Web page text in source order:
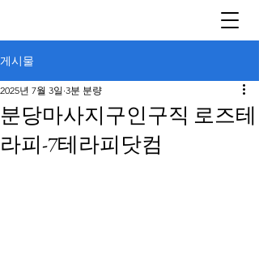
게시물
분당마사지구인구직 로즈테
라피-7테라피닷컴
2025년 7월 3일 3분 분량